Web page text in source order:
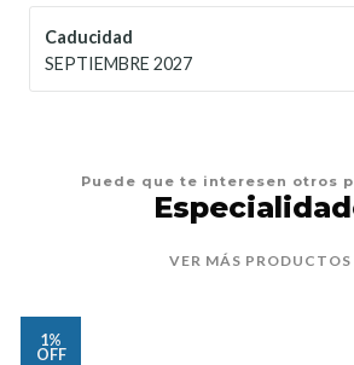
Caducidad
SEPTIEMBRE 2027
Puede que te interesen otros
VER MÁS PRODUCTOS
1%
OFF